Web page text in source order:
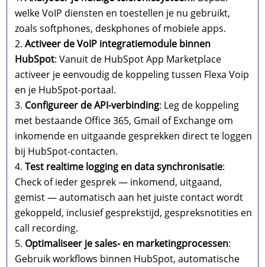
welke VoIP diensten en toestellen je nu gebruikt,
zoals softphones, deskphones of mobiele apps.
Activeer de VoIP integratiemodule binnen
HubSpot: Vanuit de HubSpot App Marketplace
activeer je eenvoudig de koppeling tussen Flexa Voip
en je HubSpot-portaal.
Configureer de API-verbinding: Leg de koppeling
met bestaande Office 365, Gmail of Exchange om
inkomende en uitgaande gesprekken direct te loggen
bij HubSpot-contacten.
Test realtime logging en data synchronisatie:
Check of ieder gesprek — inkomend, uitgaand,
gemist — automatisch aan het juiste contact wordt
gekoppeld, inclusief gesprekstijd, gespreksnotities en
call recording.
Optimaliseer je sales- en marketingprocessen:
Gebruik workflows binnen HubSpot, automatische